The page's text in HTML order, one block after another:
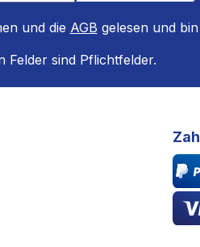
und die AGB gelesen und
Felder sind Pflichtfelder.